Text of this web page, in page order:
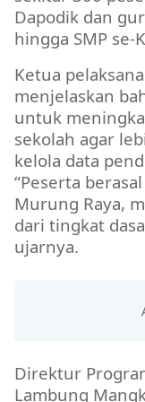
Dapodik dan
hingga SMP
Ketua
menjelaskan
untuk
sekolah agar
kelola data
“Peserta
Murung Raya,
dari tingkat
ujarnya.
Direktur
Lambung